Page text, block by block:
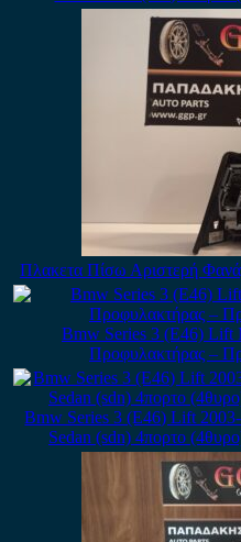
Πλακετα Πίσω Αριστερή
Bmw Series 3 (E46) Lift
Προφυλακτήρας –
Bmw Series 3 (E46) Lift
Sedan (sdn) 4πορτο